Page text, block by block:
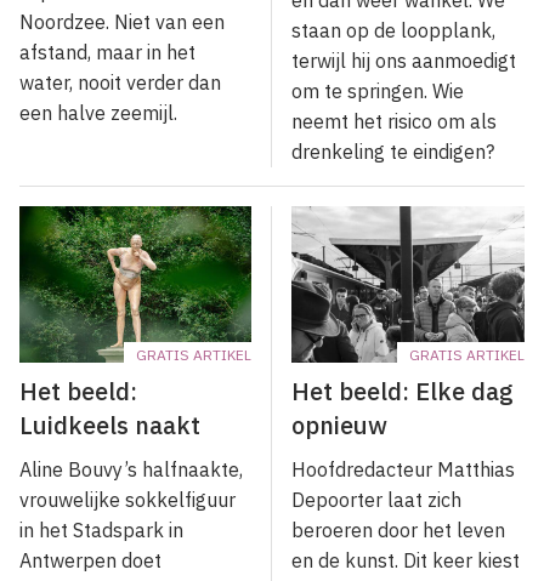
Noordzee. Niet van een
afstand, maar in het
water, nooit verder dan
een halve zeemijl.
staan op de loopplank,
terwijl hij ons aanmoedigt
om te springen. Wie
neemt het risico om als
drenkeling te eindigen?
GRATIS ARTIKEL
Het beeld:
Luidkeels naakt
Aline Bouvy’s halfnaakte,
vrouwelijke sokkelfiguur
in het Stadspark in
Antwerpen doet
GRATIS ARTIKEL
Het beeld: Elke dag
opnieuw
Hoofdredacteur Matthias
Depoorter laat zich
beroeren door het leven
en de kunst. Dit keer kiest